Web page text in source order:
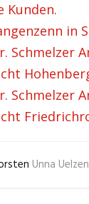
Kunden.
in
Schmelzer
Schmelzer
Unna Uelzen